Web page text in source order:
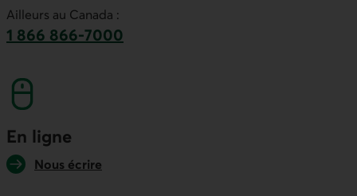
Ailleurs au Canada :
1 866 866-7000
En ligne
Nous écrire